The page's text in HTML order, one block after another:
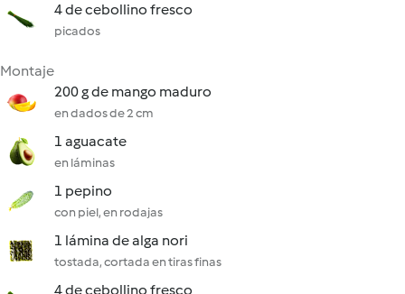
4 de cebollino fresco
picados
Montaje
200 g de mango maduro
en dados de 2 cm
1 aguacate
en láminas
1 pepino
con piel, en rodajas
1 lámina de alga nori
tostada, cortada en tiras finas
4 de cebollino fresco